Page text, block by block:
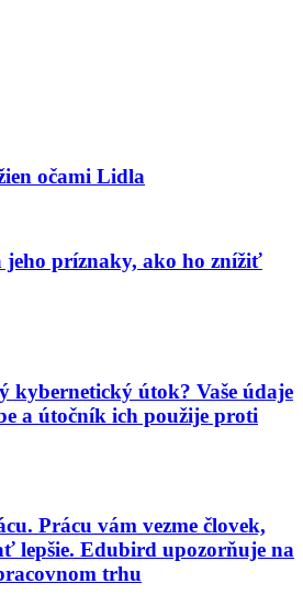
očami Lidla
jeho príznaky, ako ho znížiť
kybernetický útok? Vaše údaje
a útočník ich použije proti
Prácu vám vezme človek,
lepšie. Edubird upozorňuje na
trhu